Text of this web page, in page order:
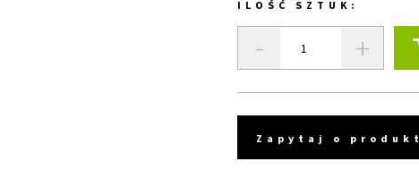
ILOŚĆ SZTUK:
- +
Zapytaj o produkt